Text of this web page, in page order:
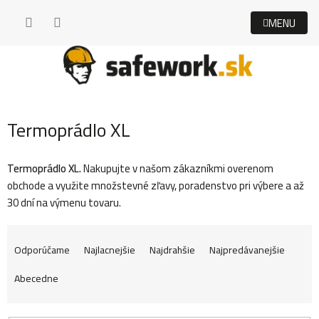
Termoprádlo XL
Termoprádlo XL.Nakupujte v našom zákazníkmi overenom
obchode a využite množstevné zľavy, poradenstvo pri výbere a až
30 dní na výmenu tovaru.
R
a
Odporúčame Najlacnejšie Najdrahšie
Najpredávanejšie
Abecedne